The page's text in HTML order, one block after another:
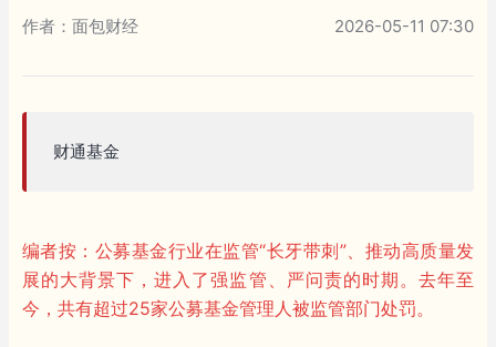
作者：面包财经 2026-05-11 07:30
财通基金
编者按：公募基金行业在监管“长牙带刺”、推动高质量发
展的大背景下，进入了强监管、严问责的时期。去年至
今，共有超过25家公募基金管理人被监管部门处罚。